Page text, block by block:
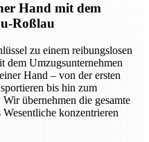
Hand mit dem
Roßlau
zu einem reibungslosen
dem Umzugsunternehmen
Hand – von der ersten
bis hin zum
übernehmen die gesamte
konzentrieren